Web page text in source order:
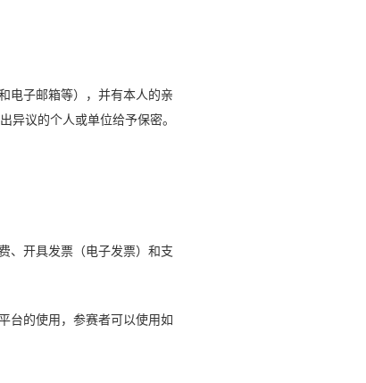
电子邮箱等），并有本人的亲
异议的个人或单位给予保密。
、开具发票（电子发票）和支
台的使用，参赛者可以使用如